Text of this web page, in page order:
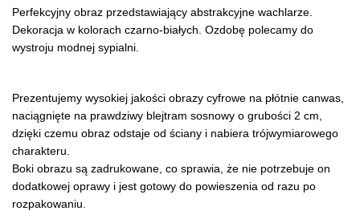
Perfekcyjny obraz przedstawiający abstrakcyjne wachlarze.
Dekoracja w kolorach czarno-białych. Ozdobę polecamy do
wystroju modnej sypialni.
Prezentujemy wysokiej jakości obrazy cyfrowe na płótnie canwas,
naciągnięte na prawdziwy blejtram sosnowy o grubości 2 cm,
dzięki czemu obraz odstaje od ściany i nabiera trójwymiarowego
charakteru.
Boki obrazu są zadrukowane, co sprawia, że nie potrzebuje on
dodatkowej oprawy i jest gotowy do powieszenia od razu po
rozpakowaniu.